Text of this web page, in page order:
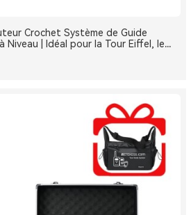
Crochet Système de Guide
Niveau | Idéal pour la Tour Eiffel, le
de France